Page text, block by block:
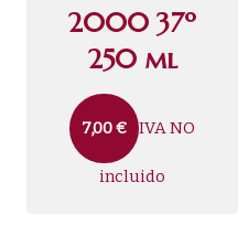
2000 37º
250 ml
7,00€ IVA NO
incluido